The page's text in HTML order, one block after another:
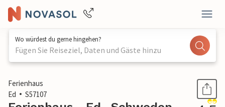
Wo würdest du gerne hingehen?
Fügen Sie Reiseziel, Daten und Gäste hinzu
1 / 16
Ferienhaus
Ed
S57107